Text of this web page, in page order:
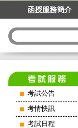
函授服務簡介
考試公告
考情快訊
考試日程